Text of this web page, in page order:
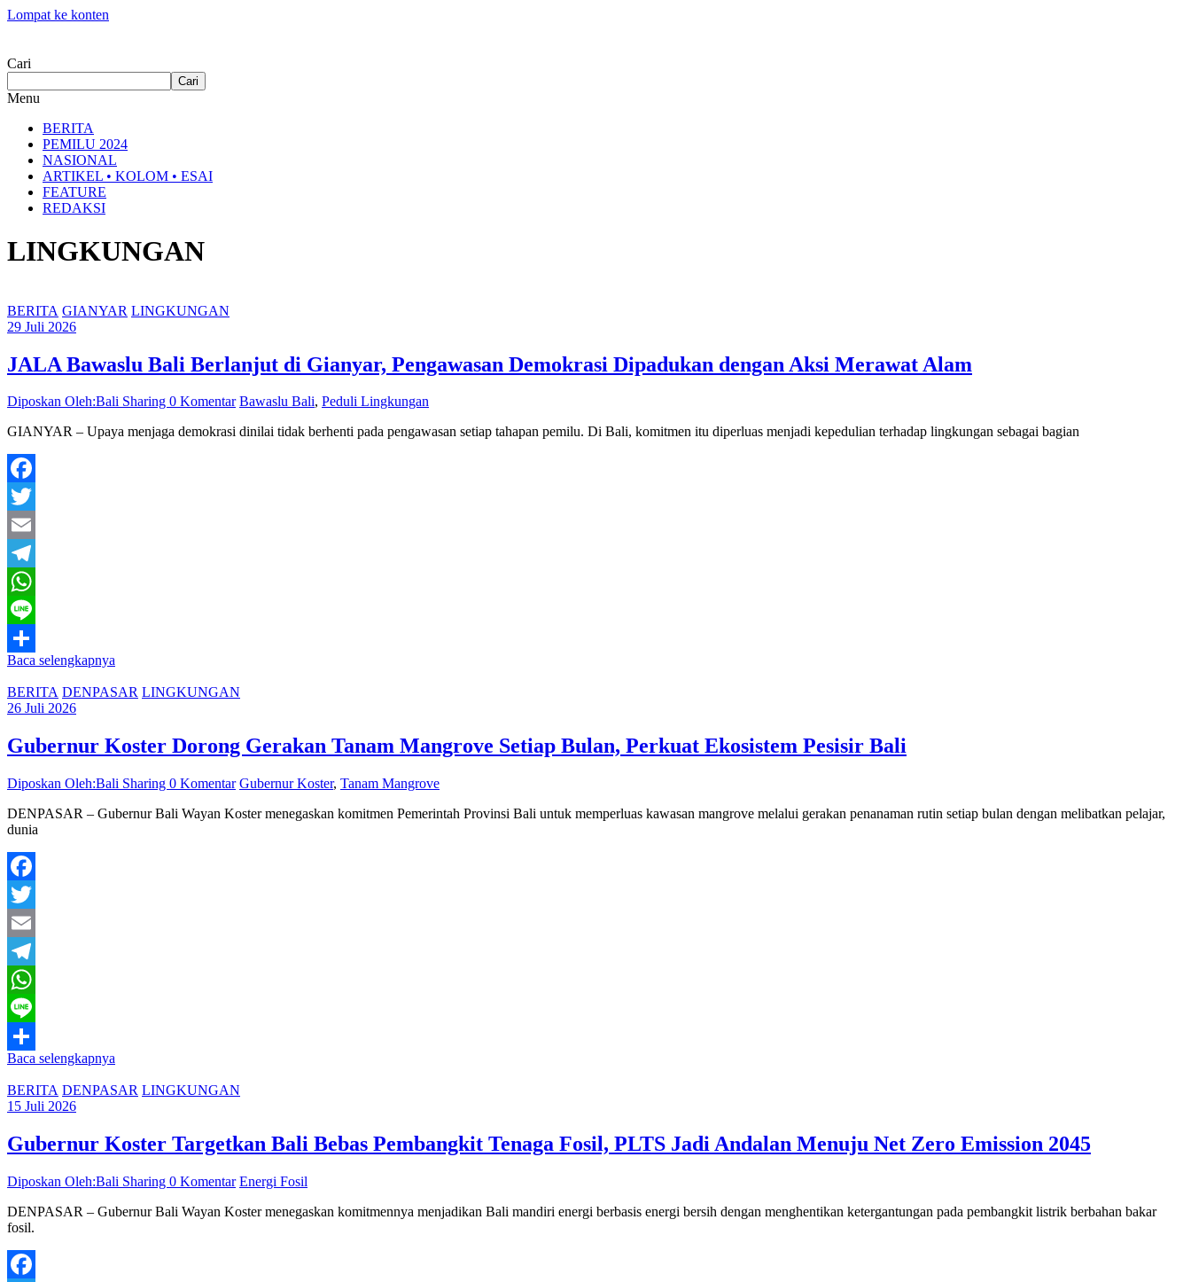
Lompat ke konten
Cari
Cari
Menu
BERITA
PEMILU 2024
NASIONAL
ARTIKEL • KOLOM • ESAI
FEATURE
REDAKSI
LINGKUNGAN
BERITA GIANYAR LINGKUNGAN
29 Juli 2026
JALA Bawaslu Bali Berlanjut di Gianyar, Pengawasan Demokrasi Dipadukan dengan Aksi Merawat Alam
Diposkan Oleh:Bali Sharing 0 Komentar Bawaslu Bali, Peduli Lingkungan
GIANYAR – Upaya menjaga demokrasi dinilai tidak berhenti pada pengawasan setiap tahapan pemilu. Di Bali, komitmen itu diperluas menjadi kepedulian terhadap lingkungan sebagai bagian
Facebook
Twitter
Email
Telegram
WhatsApp
Line
Share
Baca selengkapnya
BERITA DENPASAR LINGKUNGAN
26 Juli 2026
Gubernur Koster Dorong Gerakan Tanam Mangrove Setiap Bulan, Perkuat Ekosistem Pesisir Bali
Diposkan Oleh:Bali Sharing 0 Komentar Gubernur Koster, Tanam Mangrove
DENPASAR – Gubernur Bali Wayan Koster menegaskan komitmen Pemerintah Provinsi Bali untuk memperluas kawasan mangrove melalui gerakan penanaman rutin setiap bulan dengan melibatkan pelajar,
dunia
Facebook
Twitter
Email
Telegram
WhatsApp
Line
Share
Baca selengkapnya
BERITA DENPASAR LINGKUNGAN
15 Juli 2026
Gubernur Koster Targetkan Bali Bebas Pembangkit Tenaga Fosil, PLTS Jadi Andalan Menuju Net Zero Emission 2045
Diposkan Oleh:Bali Sharing 0 Komentar Energi Fosil
DENPASAR – Gubernur Bali Wayan Koster menegaskan komitmennya menjadikan Bali mandiri energi berbasis energi bersih dengan menghentikan ketergantungan pada pembangkit listrik berbahan bakar
fosil.